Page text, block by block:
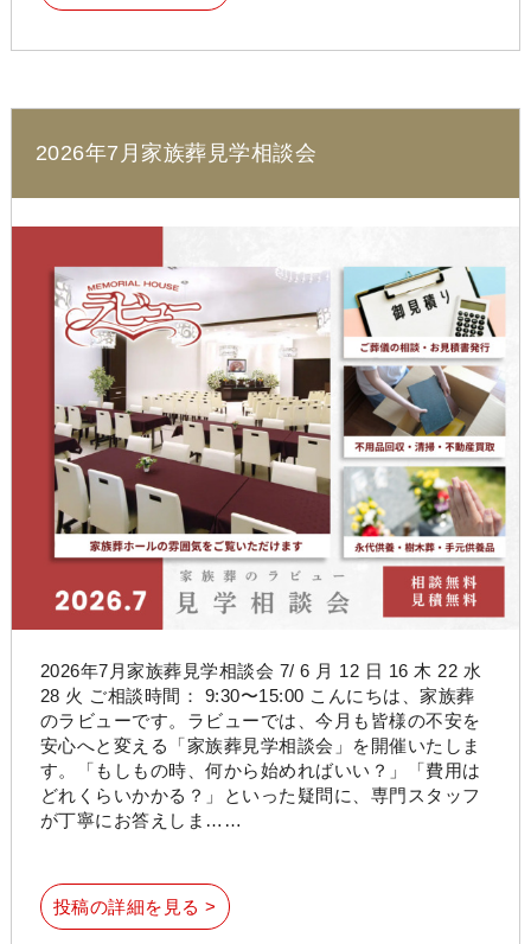
2026年7月家族葬見学相談会
2026年7月家族葬見学相談会 7/ 6 月 12 日 16 木 22 水
28 火 ご相談時間： 9:30〜15:00 こんにちは、家族葬
のラビューです。ラビューでは、今月も皆様の不安を
安心へと変える「家族葬見学相談会」を開催いたしま
す。「もしもの時、何から始めればいい？」「費用は
どれくらいかかる？」といった疑問に、専門スタッフ
が丁寧にお答えしま……
投稿の詳細を見る >